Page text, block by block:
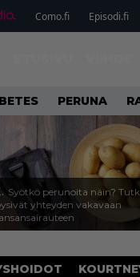
Como.fi Episodi.fi
PERUNA
Syötkö perunoita näin?
yhteyden vakavaan